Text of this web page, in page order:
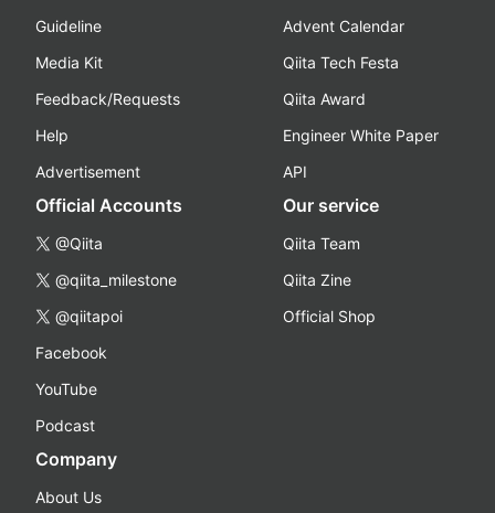
Guideline
Media Kit
Feedback/Requests
Help
Advertisement
Advent Calendar
Qiita Tech Festa
Qiita Award
Engineer White Paper
API
Official Accounts
@Qiita
@qiita_milestone
@qiitapoi
Facebook
YouTube
Podcast
Our service
Qiita Team
Qiita Zine
Official Shop
Company
About Us